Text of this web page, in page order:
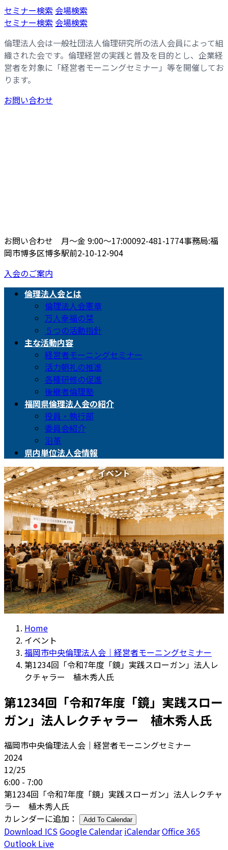
コ
ン
ン
ツ
へ
ス
キ
ッ
ナ
ビ
ー
シ
ョ
ン
に
移
セミナー検索 会場検索
セミナー検索 会場検索
倫理法人会は一般社団法人倫理研究所の法人会員によって組
織された会です。倫理経営の実践と普及を目的とし、企業経
営者を対象に「経営者モーニングセミナー」等を開催してお
ります。
お問い合わせ
お問い合わせ 月〜金 9:00〜17:00092-481-1774事務局:福
岡市博多区博多駅前2-10-12-904
入会のご案内
倫理法人会とは
倫理法人会憲章
万人幸福の栞
５つの活動指針
主な活動内容
経営者モーニングセミナー
活力朝礼の推進
各種研修の促進
後継者倫理塾
福岡県倫理法人会の紹介
役員・執行部
委員会紹介
沿革
県内単位法人会情報
イベント
Home
イベント
福岡市中央倫理法人会｜経営者モーニングセミナー
第1234回「令和7年度「鏡」実践スローガン」法人レ
クチャラー 植木秀人氏
第1234回「令和7年度「鏡」実践スロー
ガン」法人レクチャラー 植木秀人氏
福岡市中央倫理法人会｜経営者モーニングセミナー
2024
12/25
6:00 - 7:00
第1234回「令和7年度「鏡」実践スローガン」法人レクチャ
ラー 植木秀人氏
カレンダーに追加：
Add To Calendar
Download ICSGoogle Calendar iCalendarOffice 365
Outlook Live